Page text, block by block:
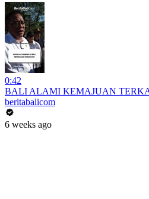
0:42
BALI ALAMI KEMAJUAN
beritabalicom
6 weeks ago